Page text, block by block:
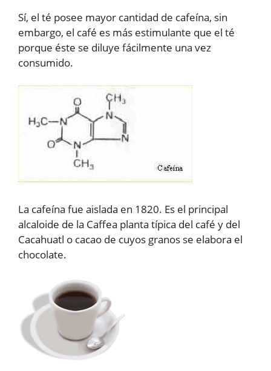
Sí, el té posee mayor cantidad de cafeína, sin
embargo, el café es más estimulante que el té
porque éste se diluye fácilmente una vez
consumido.
La cafeína fue aislada en 1820. Es el principal
alcaloide de la Caffea planta típica del café y del
Cacahuatl o cacao de cuyos granos se elabora el
chocolate.